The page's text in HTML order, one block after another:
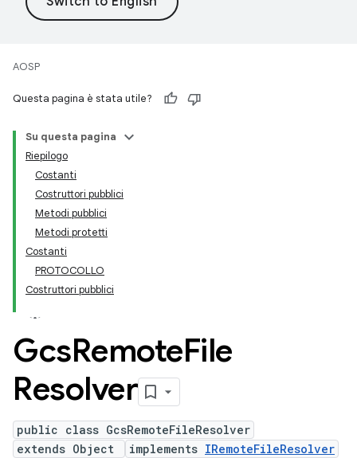
AOSP
Questa pagina è stata utile?
Su questa pagina
Riepilogo
Costanti
Costruttori pubblici
Metodi pubblici
Metodi protetti
Costanti
PROTOCOLLO
Costruttori pubblici
GcsRemoteFile
Resolver
public class GcsRemoteFileResolver
extends Object
implements IRemoteFileResolver